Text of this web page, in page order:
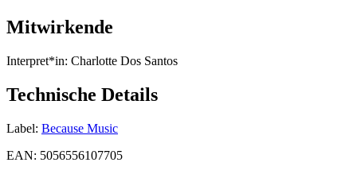
Mitwirkende
Interpret*in: Charlotte Dos Santos
Technische Details
Label: Because Music
EAN: 5056556107705